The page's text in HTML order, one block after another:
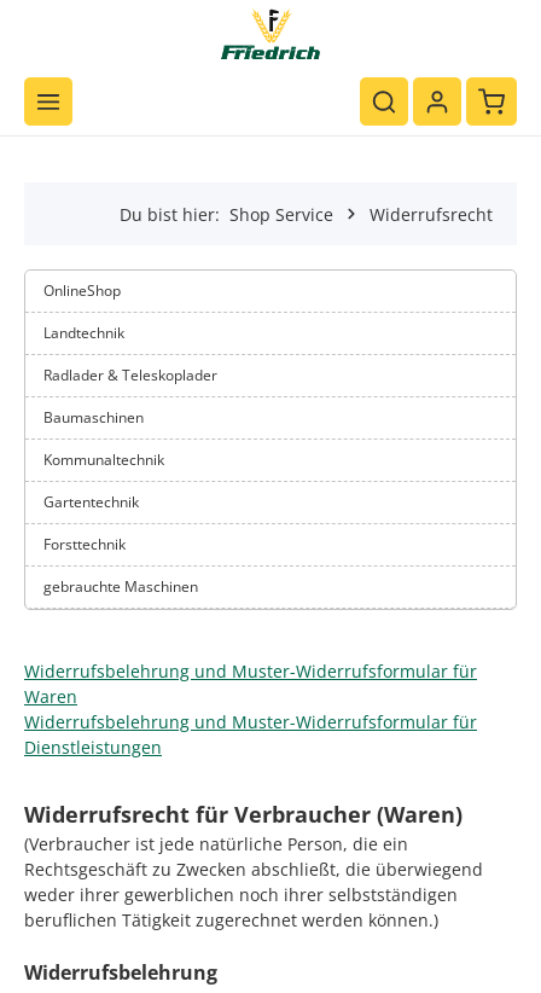
Du bist hier: Shop Service Widerrufsrecht
OnlineShop
Landtechnik
Radlader & Teleskoplader
Baumaschinen
Kommunaltechnik
Gartentechnik
Forsttechnik
gebrauchte Maschinen
Widerrufsbelehrung und Muster-Widerrufsformular für
Waren
Widerrufsbelehrung und Muster-Widerrufsformular für
Dienstleistungen
Widerrufsrecht für Verbraucher (Waren)
(Verbraucher ist jede natürliche Person, die ein
Rechtsgeschäft zu Zwecken abschließt, die überwiegend
weder ihrer gewerblichen noch ihrer selbstständigen
beruflichen Tätigkeit zugerechnet werden können.)
Widerrufsbelehrung